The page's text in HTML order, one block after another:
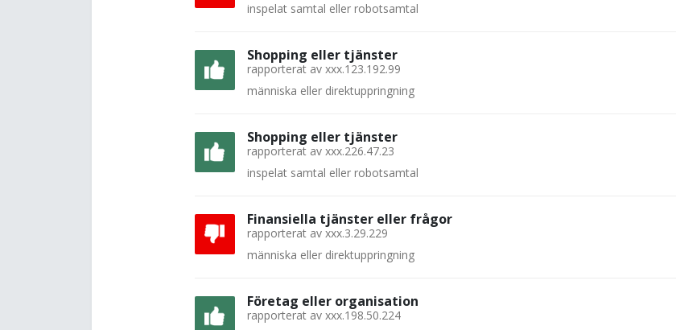
inspelat samtal eller robotsamtal
Shopping eller tjänster
rapporterat av xxx.123.192.99
människa eller direktuppringning
Shopping eller tjänster
rapporterat av xxx.226.47.23
inspelat samtal eller robotsamtal
Finansiella tjänster eller frågor
rapporterat av xxx.3.29.229
människa eller direktuppringning
Företag eller organisation
rapporterat av xxx.198.50.224